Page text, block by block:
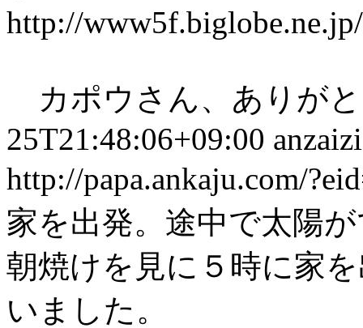
http://
カポウさん、ありが
25T21:48:06+09:00
http://papa.ankaju.com/
家を出発。途中で太陽
朝焼けを見に５時に家
いました。